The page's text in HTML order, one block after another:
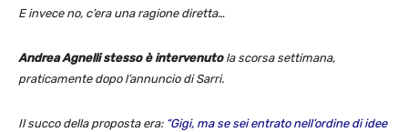
E invece no, c’era una ragione diretta…
Andrea Agnelli stesso è intervenutola scorsa settimana,
praticamente dopo l’annuncio di Sarri.
Il succo della proposta era: “Gigi, ma se sei entrato nell’ordine di idee